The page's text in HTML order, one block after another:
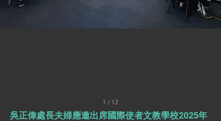
外交部長林佳龍接受印尼「時代雜誌」專訪，闡
述印太安全局勢，籲深化台印尼半導體供應鏈合
外交部長林佳龍午宴歡迎美國聯邦參議員蓋耶哥
外交部與數位發展部攜手合作，整合台灣雄厚數
位實力，達成固邦榮邦目標
1 / 12
吳正偉處長夫婦應邀出席國際使者文教學校2025年